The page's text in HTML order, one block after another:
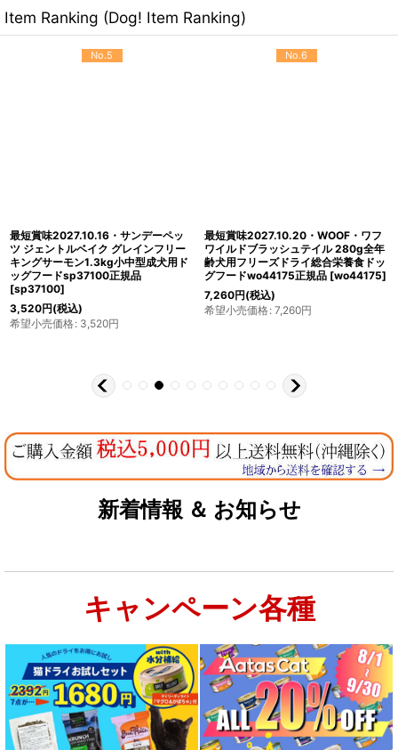
Item Ranking (Dog! Item Ranking)
No.5
最短賞味2027.10.16・サンデーペッ
ツ ジェントルベイク グレインフリー
キングサーモン1.3kg小中型成犬用ド
ッグフードsp37100正規品
[sp37100]
3,520円(税込)
希望小売価格: 3,520円
No.6
最短賞味2027.10.20・WOOF・ワフ
ワイルドブラッシュテイル 280g全年
齢犬用フリーズドライ総合栄養食ドッ
グフードwo44175正規品 [wo44175]
7,260円(税込)
希望小売価格: 7,260円
新着情報 ＆ お知らせ
キャンペーン各種